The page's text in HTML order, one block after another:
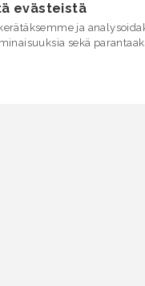
evästeistä
ja
sekä